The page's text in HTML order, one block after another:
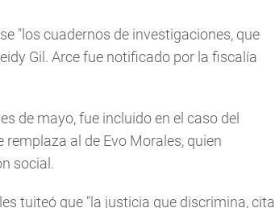
"los cuadernos de investigaciones, que
Gil. Arce fue notificado por la fiscalía
de mayo, fue incluido en el caso del
al de Evo Morales, quien
social.
tuiteó que "la justicia que discrimina, cita